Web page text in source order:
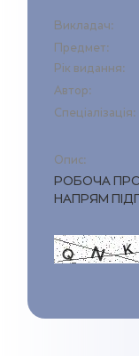
Викладач:
Предмет:
Рік видання:
Автор:
Спеціалізація:
Опис:
РОБОЧА
НАПРЯМ